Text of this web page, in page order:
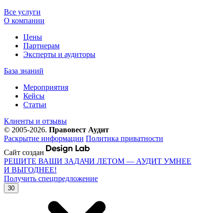
Все услуги
О компании
Цены
Партнерам
Эксперты и аудиторы
База знаний
Мероприятия
Кейсы
Статьи
Клиенты и отзывы
© 2005-2026. Правовест Аудит
Раскрытие информации Политика приватности
Сайт создан
РЕШИТЕ ВАШИ ЗАДАЧИ ЛЕТОМ — АУДИТ УМНЕЕ
И ВЫГОДНЕЕ!
Получить спецпредложение
30